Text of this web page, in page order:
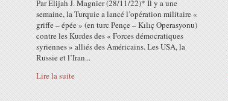
Par Elijah J. Magnier (28/11/22)* Il y a une
semaine, la Turquie a lancé l’opération militaire «
griffe – épée » (en turc Pençe – Kılıç Operasyonu)
contre les Kurdes des « Forces démocratiques
syriennes » alliés des Américains. Les USA, la
Russie et l’Iran...
Lire la suite